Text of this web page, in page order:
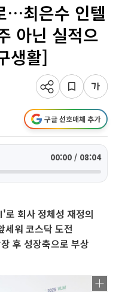
…최은수 인텔
아닌 실적으
생활]
구글 선호매체 추가
00:00 / 08:04
회사 정체성 재정의
세워 코스닥 도전
후 성장축으로 부상